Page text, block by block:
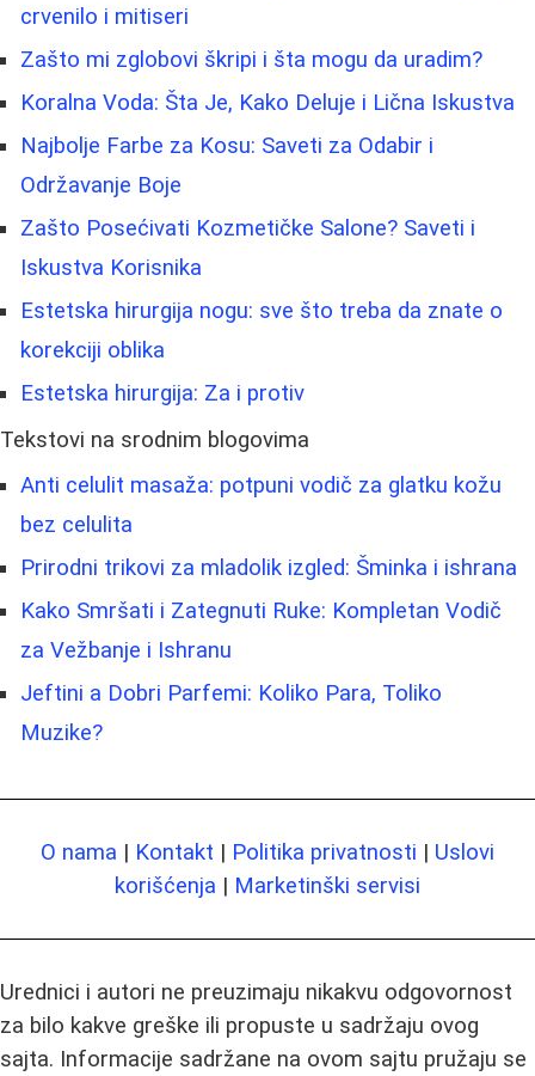
crvenilo i mitiseri
Zašto mi zglobovi škripi i šta mogu da uradim?
Koralna Voda: Šta Je, Kako Deluje i Lična Iskustva
Najbolje Farbe za Kosu: Saveti za Odabir i
Održavanje Boje
Zašto Posećivati Kozmetičke Salone? Saveti i
Iskustva Korisnika
Estetska hirurgija nogu: sve što treba da znate o
korekciji oblika
Estetska hirurgija: Za i protiv
Tekstovi na srodnim blogovima
Anti celulit masaža: potpuni vodič za glatku kožu
bez celulita
Prirodni trikovi za mladolik izgled: Šminka i ishrana
Kako Smršati i Zategnuti Ruke: Kompletan Vodič
za Vežbanje i Ishranu
Jeftini a Dobri Parfemi: Koliko Para, Toliko
Muzike?
O nama | Kontakt | Politika privatnosti | Uslovi
korišćenja | Marketinški servisi
Urednici i autori ne preuzimaju nikakvu odgovornost
za bilo kakve greške ili propuste u sadržaju ovog
sajta. Informacije sadržane na ovom sajtu pružaju se